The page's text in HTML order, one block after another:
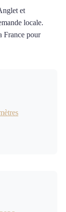
et
locale.
France pour